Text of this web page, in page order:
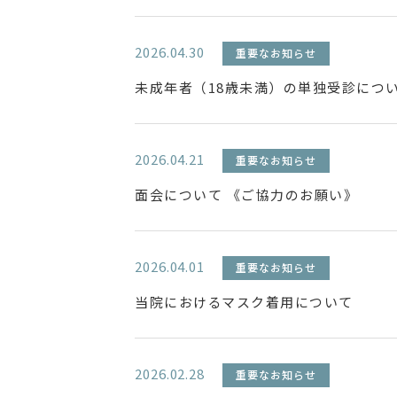
2026.04.30 重要なお知らせ
未成年者（18歳未満）の単独受診につ
2026.04.21 重要なお知らせ
面会について 《ご協力のお願い》
2026.04.01 重要なお知らせ
当院におけるマスク着用について
2026.02.28 重要なお知らせ